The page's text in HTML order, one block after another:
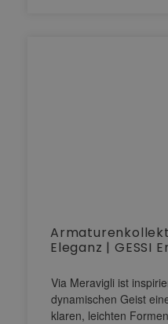
Eleganz | GESSI
Via Meravigli ist
dynamischen Geist
klaren, leichten